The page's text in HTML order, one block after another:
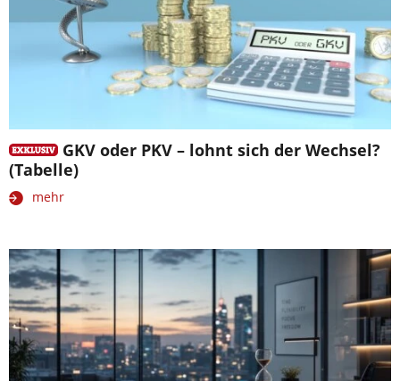
GKV oder PKV – lohnt sich der Wechsel?
(Tabelle)
mehr